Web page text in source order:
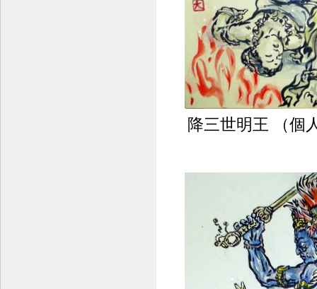
降三世明王 （個